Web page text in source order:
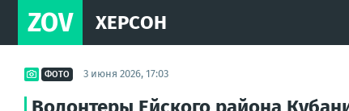
ZOV ХЕРСОН
ФОТО 3 июня 2026, 17:03